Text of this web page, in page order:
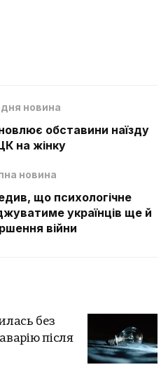
новина
обставини наїзду
на жінку
новина
що психологічне
українців ще й
війни
без
після